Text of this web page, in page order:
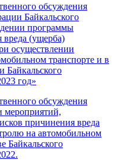
обсуждения
Байкальского
программы
вреда (ущерба)
осуществлении
транспорте и в
Байкальского
год»
обсуждения
мероприятий,
причинения вреда
на автомобильном
Байкальского